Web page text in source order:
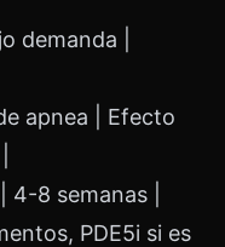
demanda |
apnea | Efecto
4-8 semanas |
PDE5i si es